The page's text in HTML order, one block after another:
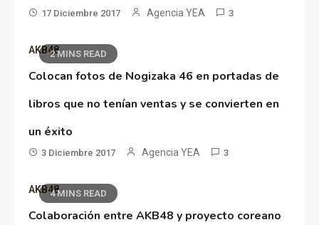
17 Diciembre 2017 Agencia YEA 3
2 MINS READ
AKB48
Colocan fotos de Nogizaka 46 en portadas de
libros que no tenían ventas y se convierten en
un éxito
3 Diciembre 2017 Agencia YEA 3
4 MINS READ
AKB48
Colaboración entre AKB48 y proyecto coreano